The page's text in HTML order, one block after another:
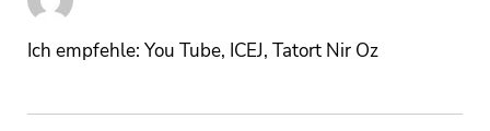
Ich empfehle: You Tube, ICEJ, Tatort Nir Oz